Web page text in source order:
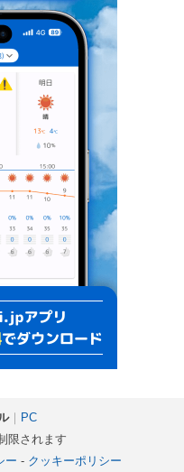
｜
PC
限されます
ー - クッキーポリシー